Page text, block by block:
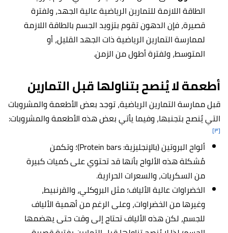
الطاقة اللازمة للتمارين الرياضية عالية الجهد، ولفترة
قصيرة، فإن الدهون تقوم بتزويد الجسم بالطاقة اللازمة
لممارسة التمارين الرياضية ذات الجهد القليل، أو
المتوسط، ولفترة أطول من الزمن.
أطعمة لا يُنصح بتناولها قبل التمارين
قبل ممارسة التمارين الرياضية، توجد بعض الأطعمة والمشروبات
التي يُنصح بتجنبها، وفيما يأتي بعض هذه الأطعمة والمشروبات:
[٣]
ألواح البروتين (بالإنجليزية: Protein bars)؛ وتكمن
مُشكلة هذه الألواح بأنها قد تحتوي على كميات كبيرة
من السكريات، والسعرات الحرارية.
الخضراوات عالية الألياف؛ مثل البروكلي، والقرنبيط،
وغيرها من الخضراوات، وعلى الرغم من أهمية الألياف
للجسم، لكن هذه الألياف تحتاج إلى وقت حتى يهضمها